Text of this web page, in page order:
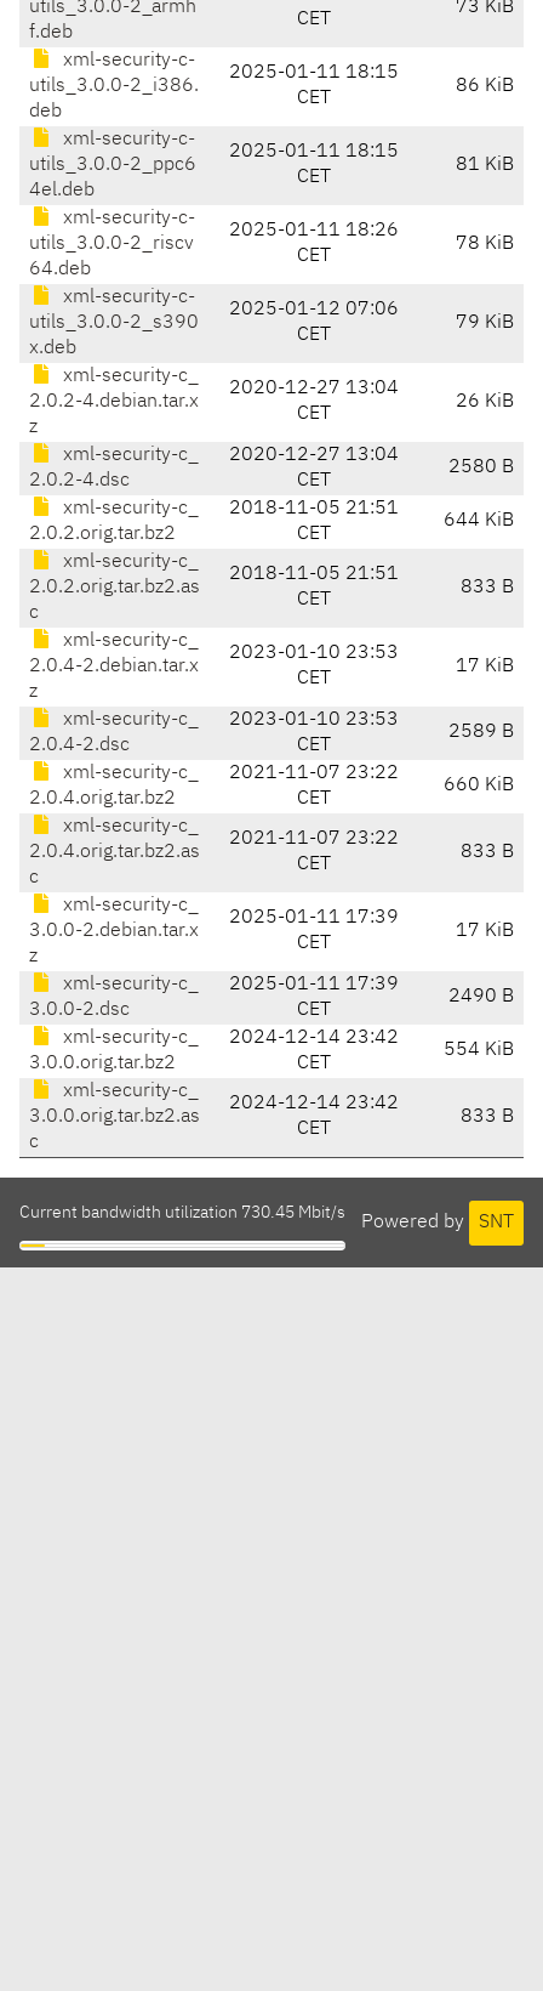
utils_3.0.0-2_armh
f.deb
CET
73 KiB
xml-security-c-
utils_3.0.0-2_i386.
deb
2025-01-11 18:15
CET
86 KiB
xml-security-c-
utils_3.0.0-2_ppc6
4el.deb
2025-01-11 18:15
CET
81 KiB
xml-security-c-
utils_3.0.0-2_riscv
64.deb
2025-01-11 18:26
CET
78 KiB
xml-security-c-
utils_3.0.0-2_s390
x.deb
2025-01-12 07:06
CET
79 KiB
xml-security-c_
2.0.2-4.debian.tar.x
z
2020-12-27 13:04
CET
26 KiB
xml-security-c_
2.0.2-4.dsc
2020-12-27 13:04
CET
2580 B
xml-security-c_
2.0.2.orig.tar.bz2
2018-11-05 21:51
CET
644 KiB
xml-security-c_
2.0.2.orig.tar.bz2.as
c
2018-11-05 21:51
CET
833 B
xml-security-c_
2.0.4-2.debian.tar.x
z
2023-01-10 23:53
CET
17 KiB
xml-security-c_
2.0.4-2.dsc
2023-01-10 23:53
CET
2589 B
xml-security-c_
2.0.4.orig.tar.bz2
2021-11-07 23:22
CET
660 KiB
xml-security-c_
2.0.4.orig.tar.bz2.as
c
2021-11-07 23:22
CET
833 B
xml-security-c_
3.0.0-2.debian.tar.x
z
2025-01-11 17:39
CET
17 KiB
xml-security-c_
3.0.0-2.dsc
2025-01-11 17:39
CET
2490 B
xml-security-c_
3.0.0.orig.tar.bz2
2024-12-14 23:42
CET
554 KiB
xml-security-c_
3.0.0.orig.tar.bz2.as
c
2024-12-14 23:42
CET
833 B
Powered by SNT
Current bandwidth utilization 730.45 Mbit/s